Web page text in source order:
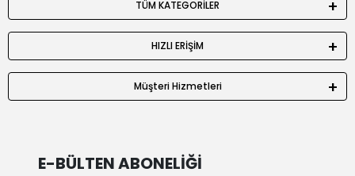
TÜM KATEGORİLER
HIZLI ERİŞİM
Müşteri Hizmetleri
E-BÜLTEN ABONELİĞİ